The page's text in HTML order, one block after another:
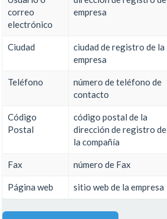
correo
electrónico
empresa
Ciudad
ciudad de registro de la
empresa
Teléfono
número de teléfono de
contacto
Código
Postal
código postal de la
dirección de registro de
la compañía
Fax número de Fax
Página web sitio web de la empresa